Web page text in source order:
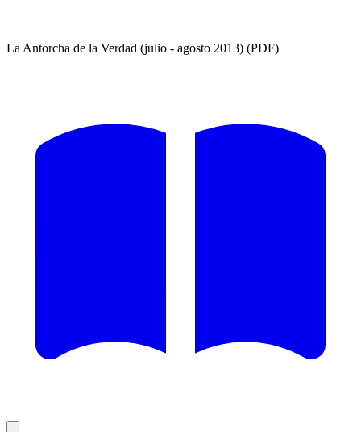
La Antorcha de la Verdad (julio - agosto 2013) (PDF)